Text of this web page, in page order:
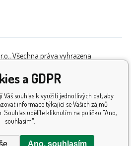
Všechna práva vyhrazena
a GDPR
Váš souhlas k využití jednotlivých dat, aby
informace týkající se Vašich zájmů
Souhlas udělíte kliknutím na políčko "Ano,
souhlasím".
Ano, souhlasím